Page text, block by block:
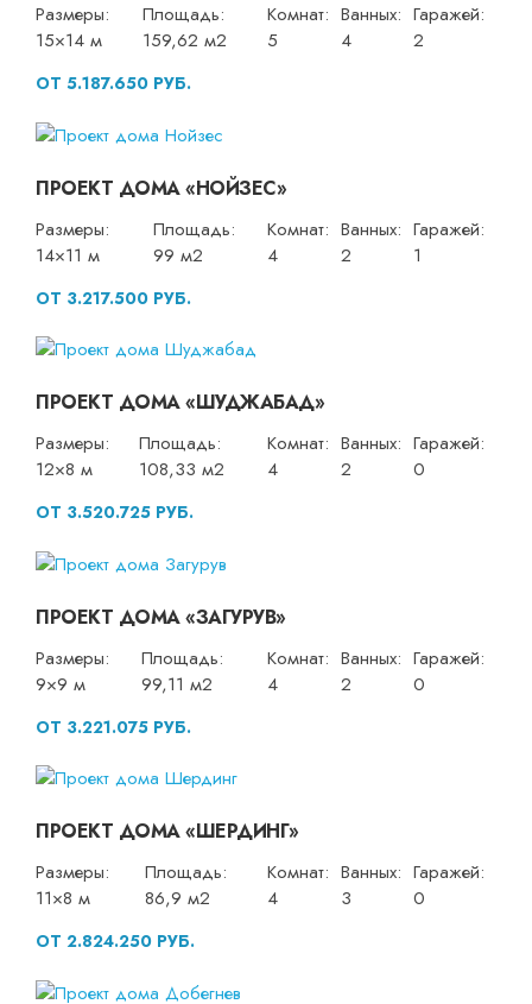
Размеры:
15×14 м
Площадь:
159,62 м2
Комнат:
5
Ванных:
4
Гаражей:
2
ОТ 5.187.650 РУБ.
ПРОЕКТ ДОМА «НОЙЗЕС»
Размеры:
14×11 м
Площадь:
99 м2
Комнат:
4
Ванных:
2
Гаражей:
1
ОТ 3.217.500 РУБ.
ПРОЕКТ ДОМА «ШУДЖАБАД»
Размеры:
12×8 м
Площадь:
108,33 м2
Комнат:
4
Ванных:
2
Гаражей:
0
ОТ 3.520.725 РУБ.
ПРОЕКТ ДОМА «ЗАГУРУВ»
Размеры:
9×9 м
Площадь:
99,11 м2
Комнат:
4
Ванных:
2
Гаражей:
0
ОТ 3.221.075 РУБ.
ПРОЕКТ ДОМА «ШЕРДИНГ»
Размеры:
11×8 м
Площадь:
86,9 м2
Комнат:
4
Ванных:
3
Гаражей:
0
ОТ 2.824.250 РУБ.